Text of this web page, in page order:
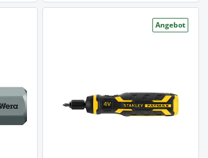
Angebot